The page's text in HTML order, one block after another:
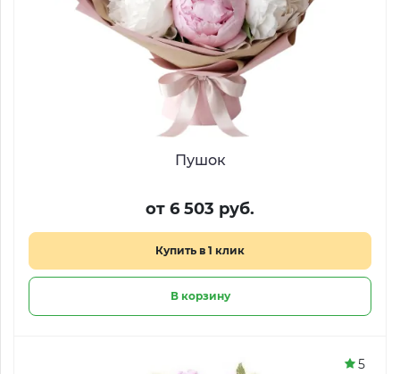
Пушок
от 6 503 руб.
Купить в 1 клик
В корзину
5